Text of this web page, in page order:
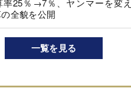
率25％→7％、ヤンマーを変
全貌を公開
一覧を見る